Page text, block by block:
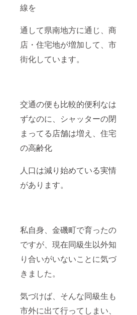
線を
通して県南地方に通じ、商
店・住宅地が増加して、市
街化しています。
交通の便も比較的便利なは
ずなのに、シャッターの閉
まってる店舗は増え、住宅
の高齢化
人口は減り始めている実情
があります。
私自身、金磯町で育ったの
ですが、現在同級生以外知
り合いがいないことに気づ
きました。
気づけば、そんな同級生も
市外に出て行ってしまい、